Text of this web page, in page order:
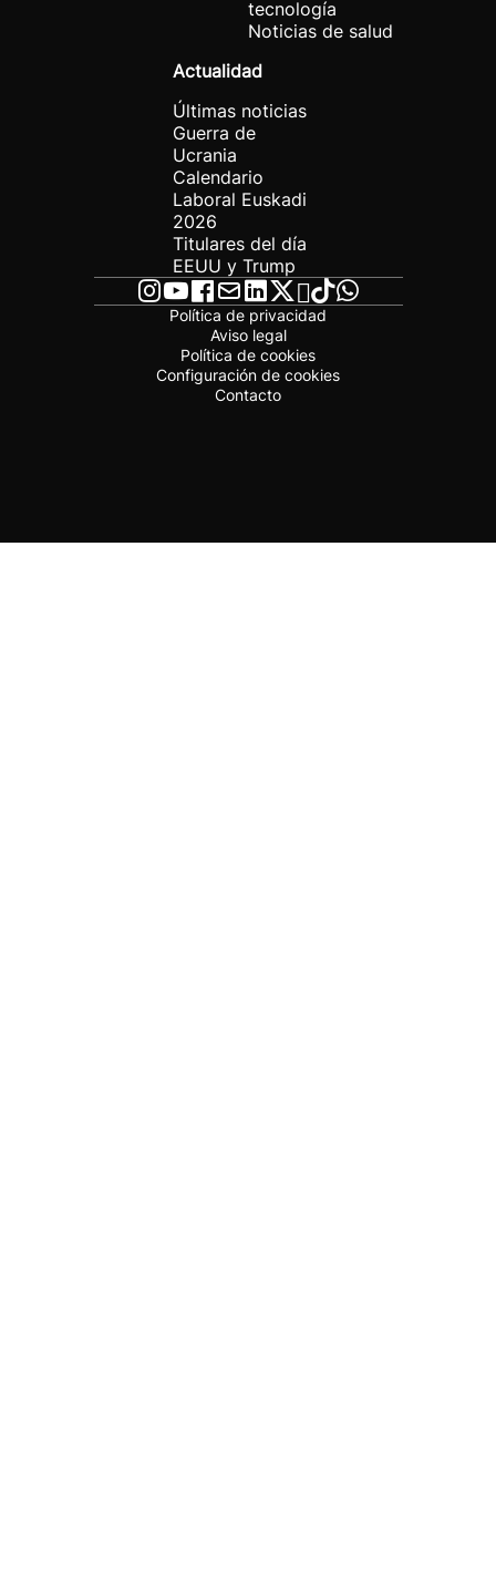
tecnología
Noticias de salud
Actualidad
Últimas noticias
Guerra de
Ucrania
Calendario
Laboral Euskadi
2026
Titulares del día
EEUU y Trump
Política de privacidad
Aviso legal
Política de cookies
Configuración de cookies
Contacto